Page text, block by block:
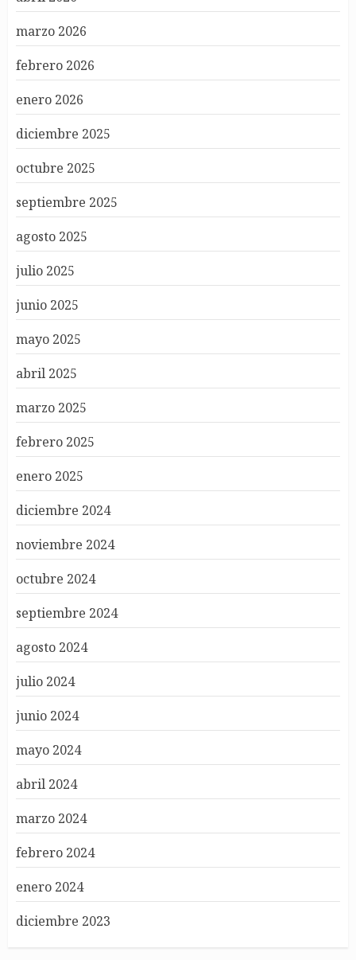
marzo 2026
febrero 2026
enero 2026
diciembre 2025
octubre 2025
septiembre 2025
agosto 2025
julio 2025
junio 2025
mayo 2025
abril 2025
marzo 2025
febrero 2025
enero 2025
diciembre 2024
noviembre 2024
octubre 2024
septiembre 2024
agosto 2024
julio 2024
junio 2024
mayo 2024
abril 2024
marzo 2024
febrero 2024
enero 2024
diciembre 2023